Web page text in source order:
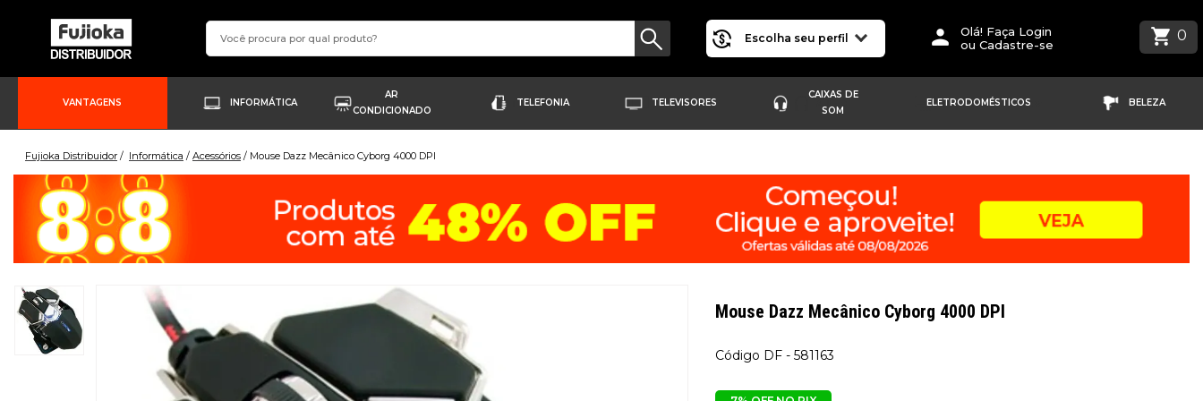
Escolha seu perfil
Olá! Faça Login
ou Cadastre-se
0
VANTAGENS INFORMÁTICA
AR
CONDICIONADO
TELEFONIA TELEVISORES
CAIXAS DE
SOM
ELETRODOMÉSTICOS BELEZA
Fujioka Distribuidor Informática Acessórios Mouse Dazz Mecânico Cyborg 4000 DPI
Mouse Dazz Mecânico Cyborg 4000 DPI
DF - 581163